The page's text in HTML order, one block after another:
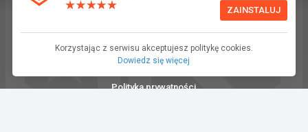
ZAINSTALUJ
Korzystając z serwisu akceptujesz politykę cookies.
Dowiedz się więcej
Regulamin
Polityka prywatności